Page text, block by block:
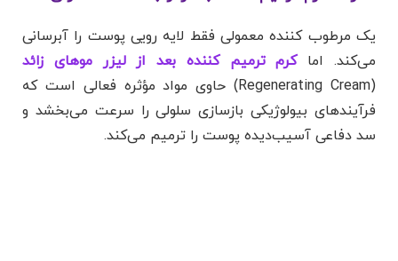
یک مرطوب کننده معمولی فقط لایه رویی پوست را آبرسانی
می‌کند. اماکرم ترمیم کننده بعد از لیزر موهای زائد
(Regenerating Cream) حاوی مواد مؤثره فعالی است که
فرآیندهای بیولوژیکی بازسازی سلولی را سرعت می‌بخشد و
سد دفاعی آسیب‌دیده پوست را ترمیم می‌کند.